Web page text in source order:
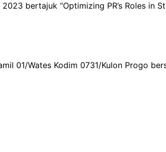
bertajuk “Optimizing PR’s Roles in
01/Wates Kodim 0731/Kulon Progo